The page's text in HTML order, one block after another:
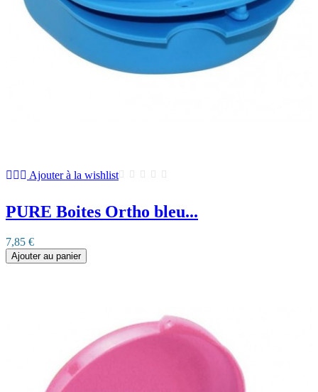
Ajouter à la wishlist
PURE Boites Ortho bleu...
7,85 €
Ajouter au panier